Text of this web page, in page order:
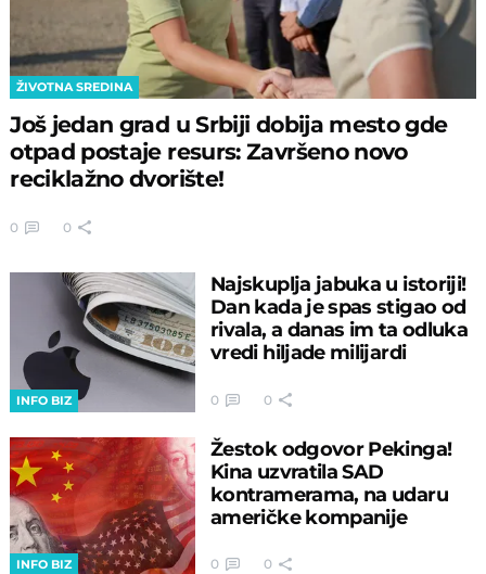
ŽIVOTNA SREDINA
Još jedan grad u Srbiji dobija mesto gde
otpad postaje resurs: Završeno novo
reciklažno dvorište!
0 0
INFO BIZ
Najskuplja jabuka u istoriji!
Dan kada je spas stigao od
rivala, a danas im ta odluka
vredi hiljade milijardi
0 0
INFO BIZ
Žestok odgovor Pekinga!
Kina uzvratila SAD
kontramerama, na udaru
američke kompanije
0 0